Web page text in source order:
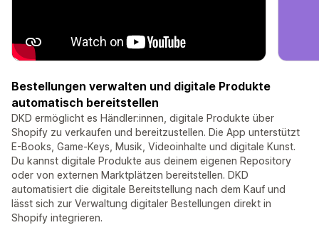
Bestellungen verwalten und digitale Produkte
automatisch bereitstellen
DKD ermöglicht es Händler:innen, digitale Produkte über
Shopify zu verkaufen und bereitzustellen. Die App unterstützt
E-Books, Game-Keys, Musik, Videoinhalte und digitale Kunst.
Du kannst digitale Produkte aus deinem eigenen Repository
oder von externen Marktplätzen bereitstellen. DKD
automatisiert die digitale Bereitstellung nach dem Kauf und
lässt sich zur Verwaltung digitaler Bestellungen direkt in
Shopify integrieren.